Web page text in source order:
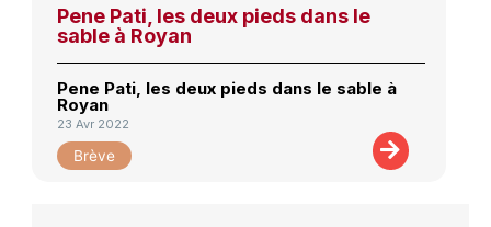
Pene Pati, les deux pieds dans le
sable à Royan
Pene Pati, les deux pieds dans le sable à
Royan
23 Avr 2022
Brève